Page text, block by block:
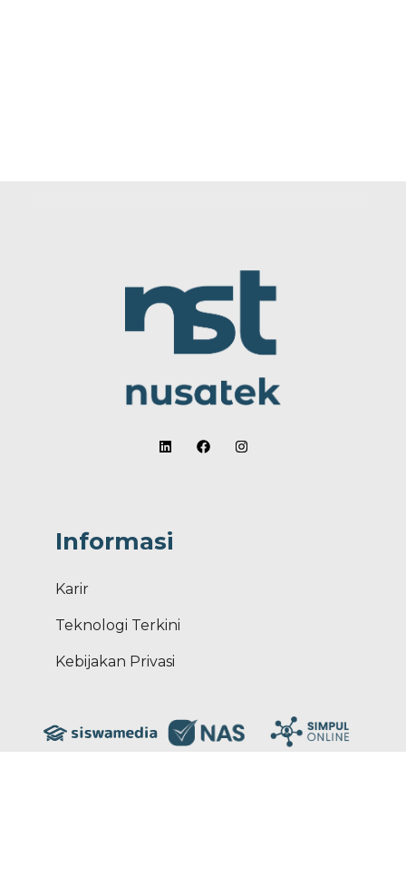
Informasi
Karir
Teknologi Terkini
Kebijakan Privasi